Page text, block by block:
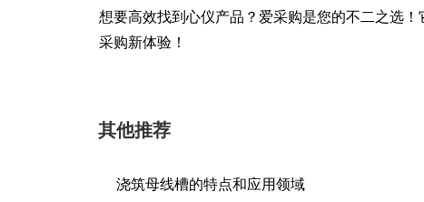
想要高效找到心仪产品？爱采购是您的不二之选
采购新体验！
其他推荐
浇筑母线槽的特点和应用领域